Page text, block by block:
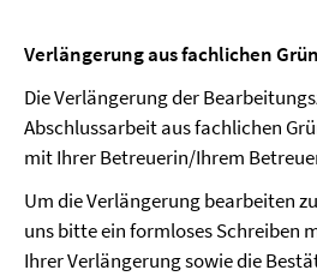
Verlängerung aus fachlichen
Die Verlängerung der
Abschlussarbeit aus fachlichen
mit Ihrer Betreuerin/Ihrem
Um die Verlängerung bearbeiten
uns bitte ein formloses Schreiben
Ihrer Verlängerung sowie die